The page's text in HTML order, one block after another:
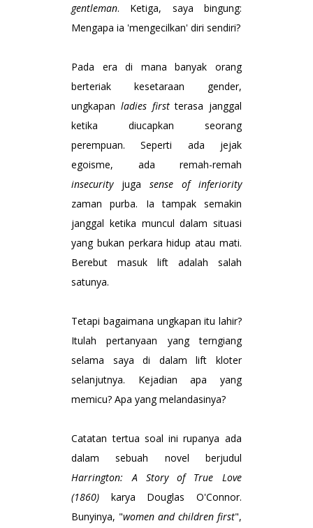
gentleman. Ketiga, saya bingung:
Mengapa ia 'mengecilkan' diri sendiri?
Pada era di mana banyak orang
berteriak kesetaraan gender,
ungkapan ladies firstterasa janggal
ketika diucapkan seorang
perempuan. Seperti ada jejak
egoisme, ada remah-remah
insecurity juga sense of inferiority
zaman purba. Ia tampak semakin
janggal ketika muncul dalam situasi
yang bukan perkara hidup atau mati.
Berebut masuk lift adalah salah
satunya.
Tetapi bagaimana ungkapan itu lahir?
Itulah pertanyaan yang terngiang
selama saya di dalam lift kloter
selanjutnya. Kejadian apa yang
memicu? Apa yang melandasinya?
Catatan tertua soal ini rupanya ada
dalam sebuah novel berjudul
Harrington: A Story of True Love
(1860) karya Douglas O'Connor.
Bunyinya, "women and children first",